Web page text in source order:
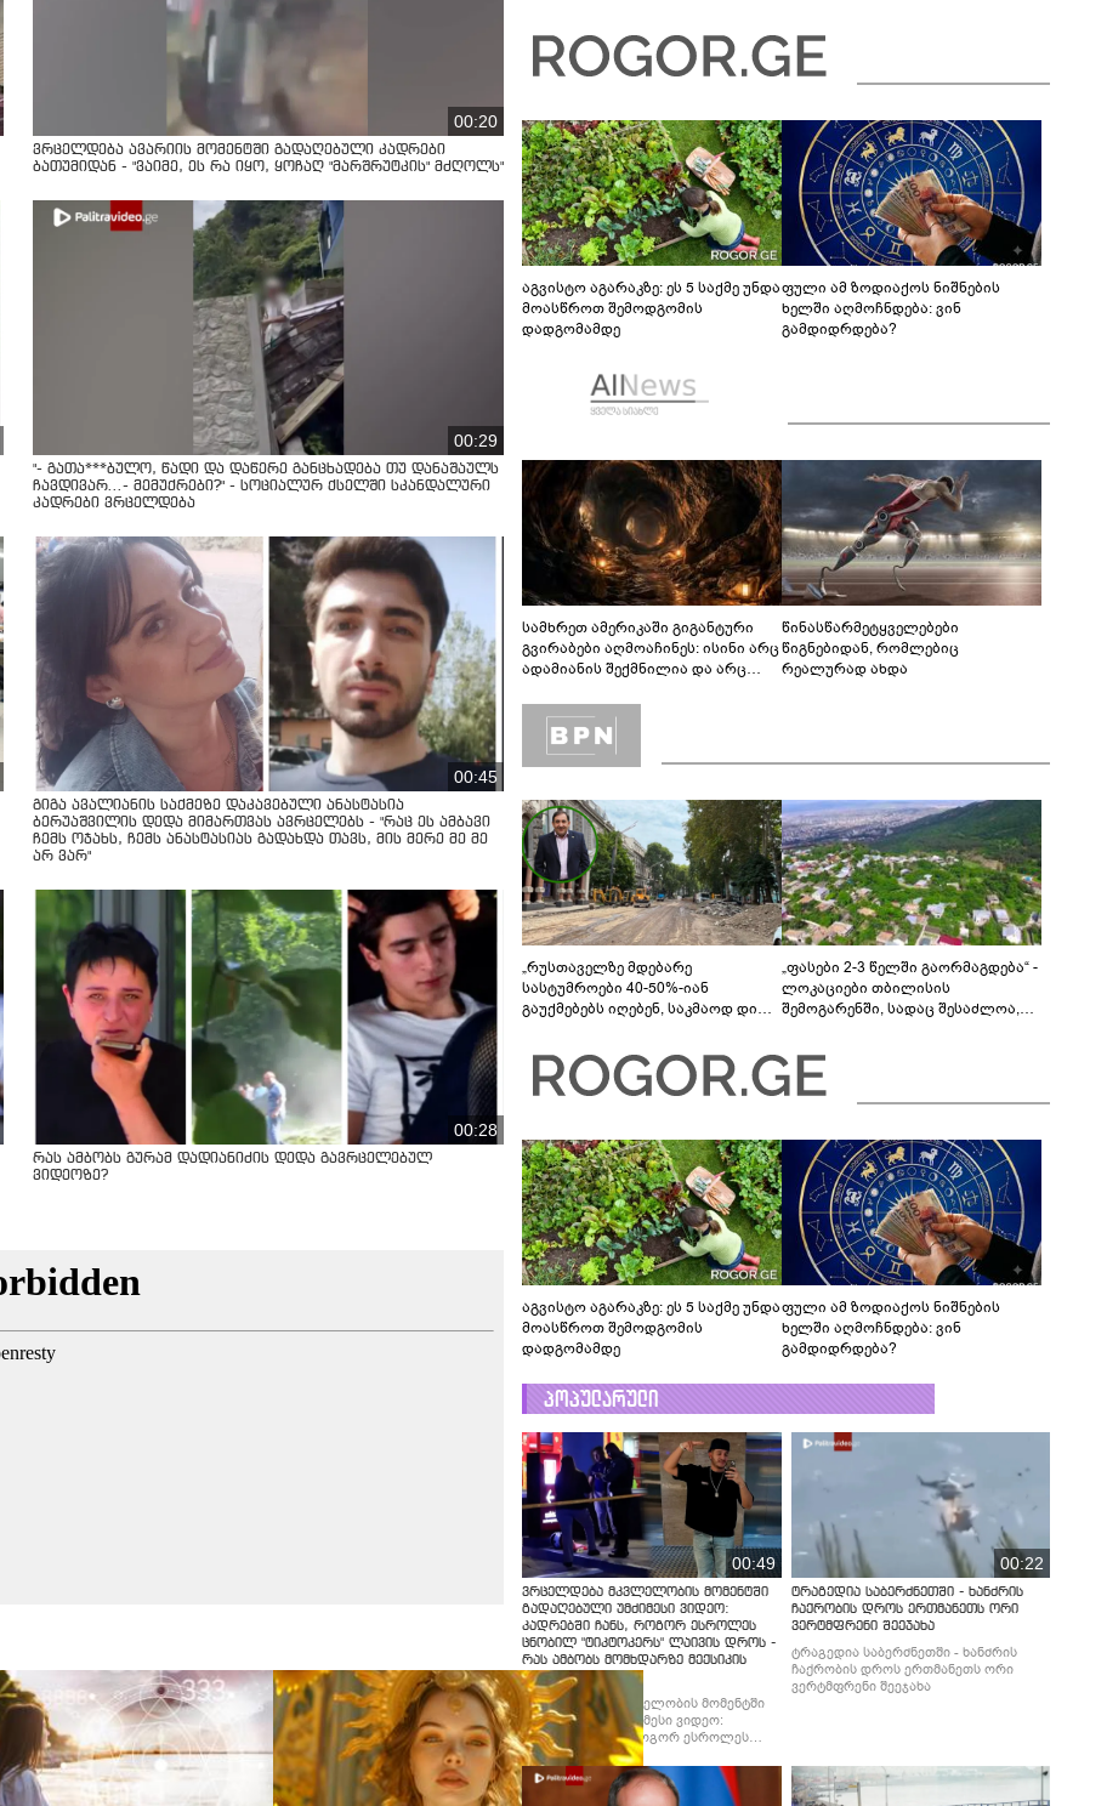
00:20
ვრცელდება ავარიის მომენტში გადაღებული კადრები
ბათუმიდან - "ვაიმე, ეს რა იყო, ყოჩაღ "მარშრუტკის" მძღოლს"
00:29
"- გათა***ბულო, წადი და დაწერე განცხადება თუ დანაშაულს
ჩავდივარ...- მემუქრები?" - სოციალურ ქსელში სკანდალური
კადრები ვრცელდება
00:45
გიგა ავალიანის საქმეზე დაკავებული ანასტასია
ბერუაშვილის დედა მიმართვას ავრცელებს - "რაც ეს ამბავი
ჩემს ოჯახს, ჩემს ანასტასიას გადახდა თავს, მის მერე მე მე
არ ვარ"
00:28
რას ამბობს გურამ დადიანიძის დედა გავრცელებულ
ვიდეოზე?
გადმოვასვენე... ბარამიძე კი
ტყუის"
აგვისტო აგარაკზე: ეს 5 საქმე უნდა
მოასწროთ შემოდგომის
დადგომამდე
ფული ამ ზოდიაქოს ნიშნების
ხელში აღმოჩნდება: ვინ
გამდიდრდება?
სამხრეთ ამერიკაში გიგანტური
გვირაბები აღმოაჩინეს: ისინი არც
ადამიანის შექმნილია და არც
ლაბირინთები?
წინასწარმეტყველებები
წიგნებიდან, რომლებიც
რეალურად ახდა
„რუსთაველზე მდებარე
სასტუმროები 40-50%-იან
გაუქმებებს იღებენ, საკმაოდ დიდი
შეხვდებოდა“
„ფასები 2-3 წელში გაორმაგდება“ -
ლოკაციები თბილისის
შემოგარენში, სადაც შესაძლოა,
აგვისტო აგარაკზე: ეს 5 საქმე უნდა
მოასწროთ შემოდგომის
დადგომამდე
ფული ამ ზოდიაქოს ნიშნების
ხელში აღმოჩნდება: ვინ
გამდიდრდება?
პოპულარული
00:49
ვრცელდება მკვლელობის მომენტში
გადაღებული უმძიმესი ვიდეო:
კადრებში ჩანს, როგორ ესროლეს
ცნობილ "ტიკტოკერს" ლაივის დროს -
რას ამბობს მომხდარზე მექსიკის
პოლიცია
ვრცელდება მკვლელობის მომენტში
გადაღებული უმძიმესი ვიდეო:
კადრებში ჩანს, როგორ ესროლეს
ცნობილ "ტიკტოკერს" ლაივის დროს -
რას ამბობს მომხდარზე მექსიკის
პოლიცია
00:22
ტრაგედია საბერძნეთში - ხანძრის
ჩაქრობის დროს ერთმანეთს ორი
ვერტმფრენი შეეჯახა
ტრაგედია საბერძნეთში - ხანძრის
ჩაქრობის დროს ერთმანეთს ორი
ვერტმფრენი შეეჯახა